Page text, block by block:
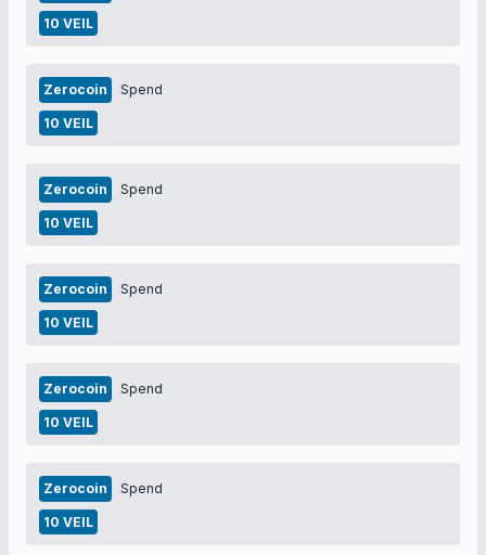
10 VEIL
Zerocoin Spend
10 VEIL
Zerocoin Spend
10 VEIL
Zerocoin Spend
10 VEIL
Zerocoin Spend
10 VEIL
Zerocoin Spend
10 VEIL